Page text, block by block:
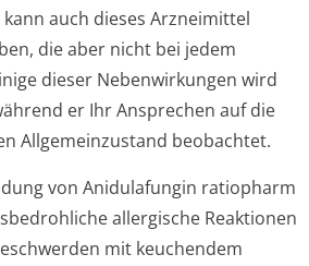
auch dieses Arzneimittel
die aber nicht bei jedem
dieser Nebenwirkungen wird
er Ihr Ansprechen auf die
Allgemeinzustand beobachtet.
von Anidulafungin ratiopharm
allergische Reaktionen
mit keuchendem